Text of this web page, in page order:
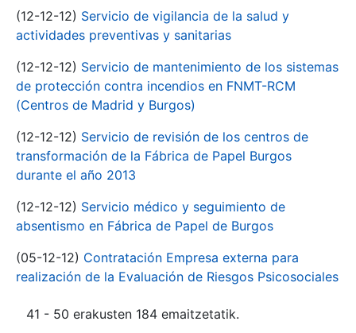
(12-12-12) Servicio de vigilancia de la salud y
actividades preventivas y sanitarias
(12-12-12) Servicio de mantenimiento de los sistemas
de protección contra incendios en FNMT-RCM
(Centros de Madrid y Burgos)
(12-12-12) Servicio de revisión de los centros de
transformación de la Fábrica de Papel Burgos
durante el año 2013
(12-12-12) Servicio médico y seguimiento de
absentismo en Fábrica de Papel de Burgos
(05-12-12) Contratación Empresa externa para
realización de la Evaluación de Riesgos Psicosociales
41 - 50 erakusten 184 emaitzetatik.